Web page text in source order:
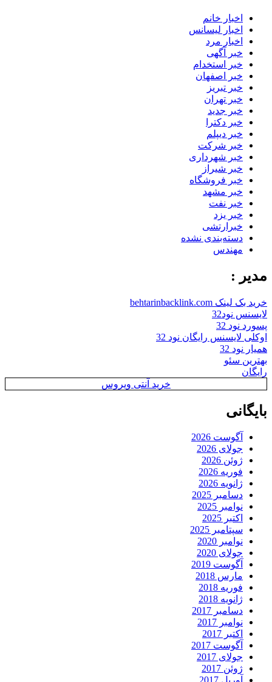
اخبار خانم
اخبار لیسانس
اخبار مرد
خبر آگهی
خبر استخدام
خبر اصفهان
خبر تبریز
خبر تهران
خبر جدید
خبر دکترا
خبر دیپلم
خبر شرکت
خبر شهرداری
خبر شیراز
خبر فروشگاه
خبر مشهد
خبر نفت
خبر یزد
خبرارتشی
دسته‌بندی نشده
مهندس
مدیر :
خرید بک لینک behtarinbacklink.com
لایسنس نود32
پسورد نود 32
اوکلی لایسنس رایگان نود 32
همیار نود 32
بهترین سئو
رایگان
خرید آنتی ویروس
بایگانی
آگوست 2026
جولای 2026
ژوئن 2026
فوریه 2026
ژانویه 2026
دسامبر 2025
نوامبر 2025
اکتبر 2025
سپتامبر 2025
نوامبر 2020
جولای 2020
آگوست 2019
مارس 2018
فوریه 2018
ژانویه 2018
دسامبر 2017
نوامبر 2017
اکتبر 2017
آگوست 2017
جولای 2017
ژوئن 2017